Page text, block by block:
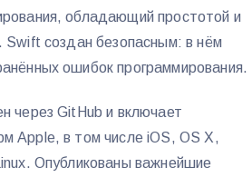
обладающий простотой и
Swift создан безопасным: в нём
ошибок программирования.
через GitHub и включает
Apple, в том числе iOS, OS X,
Опубликованы важнейшие